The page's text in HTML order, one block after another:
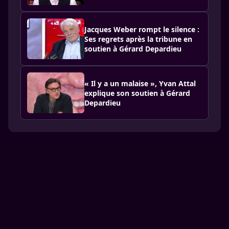
Jacques Weber rompt le silence :
Ses regrets après la tribune en
soutien à Gérard Depardieu
« Il y a un malaise », Yvan Attal
explique son soutien à Gérard
Depardieu